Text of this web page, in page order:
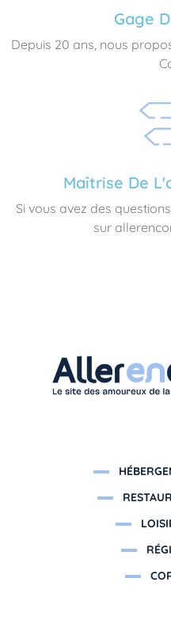
Gage
Depuis 20 ans, nous
Maîtrise De
Si vous avez des
sur